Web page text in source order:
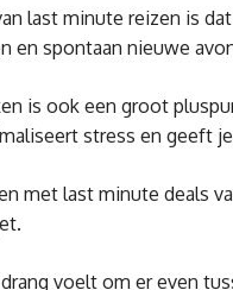
last minute reizen is
en spontaan nieuwe
is ook een groot
stress en geeft
met last minute deals
voelt om er even